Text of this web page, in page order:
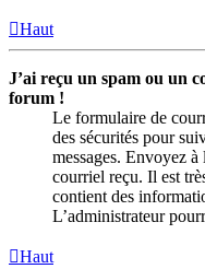
Haut
J’ai reçu un spam ou un
forum !
Le formulaire de
des sécurités pour
messages. Envoyez
courriel reçu. Il est
contient des
L’administrateur
Haut